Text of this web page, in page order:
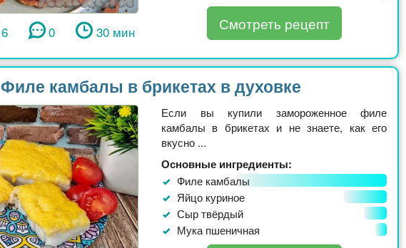
6 0 30 мин Смотреть рецепт
Филе камбалы в брикетах в духовке
Если вы купили замороженное филе
камбалы в брикетах и не знаете, как его
вкусно ...
Основные ингредиенты:
Филе камбалы
Яйцо куриное
Сыр твёрдый
Мука пшеничная